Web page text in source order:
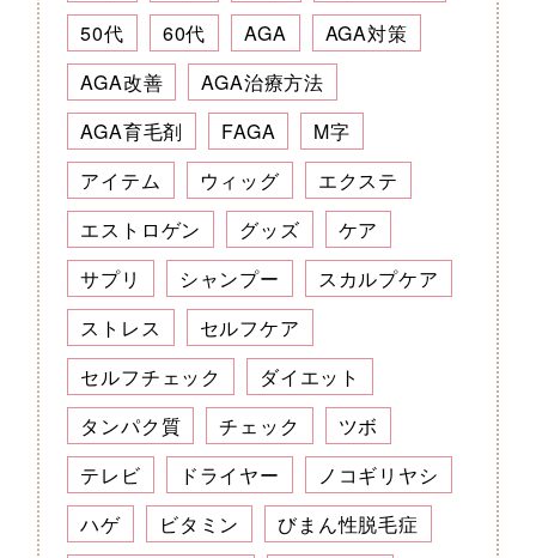
50代
60代 AGA
AGA対策
AGA改善
AGA治療方法
AGA育毛剤
FAGA
M字
アイテム
ウィッグ
エクステ
エストロゲン
グッズ
ケア
サプリ
シャンプー
スカルプケア
ストレス
セルフケア
セルフチェック
ダイエット
タンパク質
チェック
ツボ
テレビ
ドライヤー
ノコギリヤシ
ハゲ
ビタミン
びまん性脱毛症